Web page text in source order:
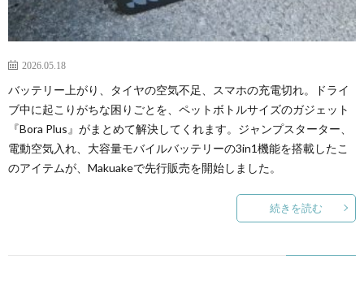
2026.05.18
バッテリー上がり、タイヤの空気不足、スマホの充電切れ。ドライ
ブ中に起こりがちな困りごとを、ペットボトルサイズのガジェット
『Bora Plus』がまとめて解決してくれます。ジャンプスターター、
電動空気入れ、大容量モバイルバッテリーの3in1機能を搭載したこ
のアイテムが、Makuakeで先行販売を開始しました。
続きを読む